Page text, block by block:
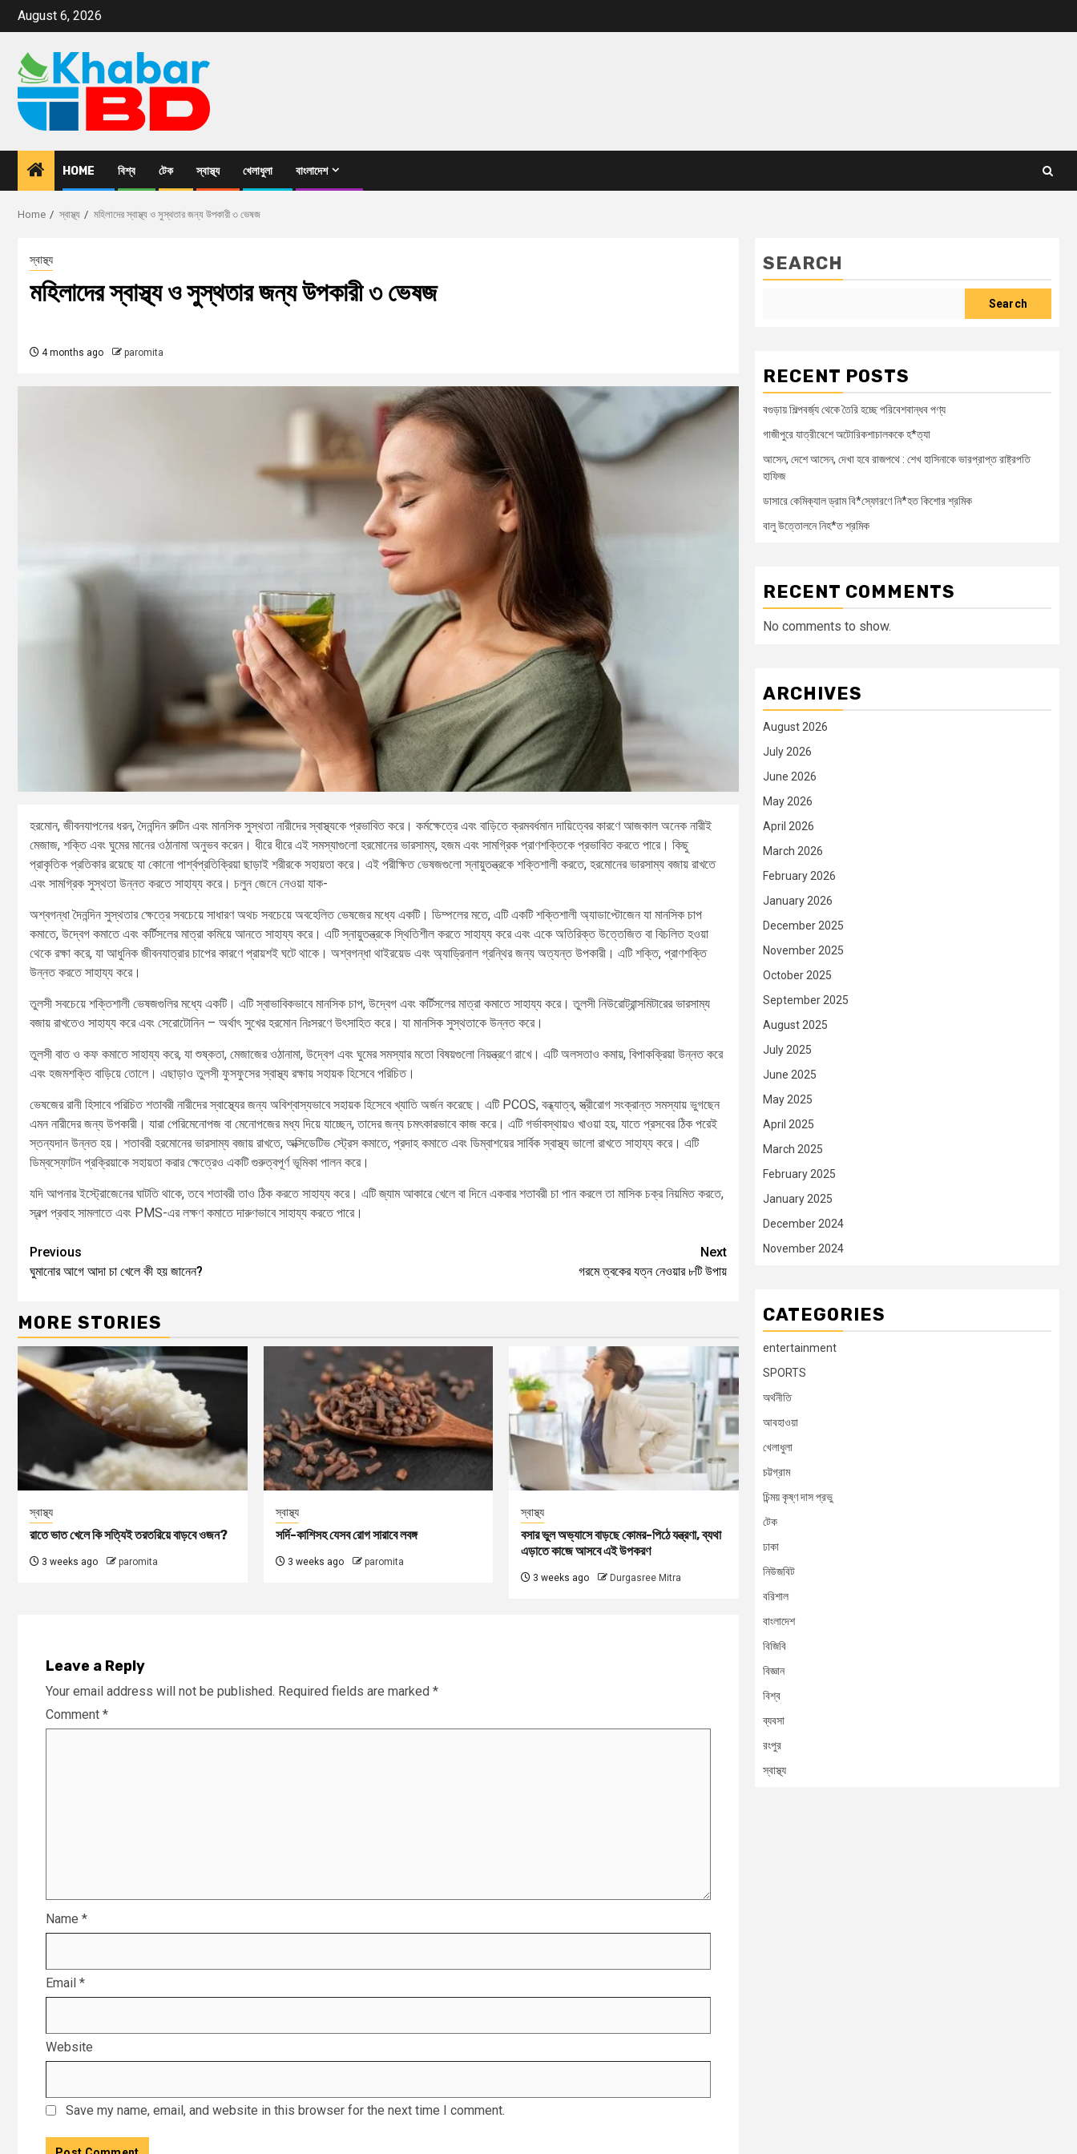
August 6, 2026
HOME বিশ্ব টেক স্বাস্থ্য খেলাধুলা বাংলাদেশ
Home স্বাস্থ্য মহিলাদের স্বাস্থ্য ও সুস্থতার জন্য উপকারী ৩ ভেষজ
স্বাস্থ্য
মহিলাদের স্বাস্থ্য ও সুস্থতার জন্য উপকারী ৩ ভেষজ
4 months ago paromita
হরমোন, জীবনযাপনের ধরন, দৈনন্দিন রুটিন এবং মানসিক সুস্থতা নারীদের স্বাস্থ্যকে প্রভাবিত করে। কর্মক্ষেত্রে এবং বাড়িতে ক্রমবর্ধমান দায়িত্বের কারণে আজকাল অনেক নারীই
মেজাজ, শক্তি এবং ঘুমের মানের ওঠানামা অনুভব করেন। ধীরে ধীরে এই সমস্যাগুলো হরমোনের ভারসাম্য, হজম এবং সামগ্রিক প্রাণশক্তিকে প্রভাবিত করতে পারে। কিছু
প্রাকৃতিক প্রতিকার রয়েছে যা কোনো পার্শ্বপ্রতিক্রিয়া ছাড়াই শরীরকে সহায়তা করে। এই পরীক্ষিত ভেষজগুলো স্নায়ুতন্ত্রকে শক্তিশালী করতে, হরমোনের ভারসাম্য বজায় রাখতে
এবং সামগ্রিক সুস্থতা উন্নত করতে সাহায্য করে। চলুন জেনে নেওয়া যাক-
অশ্বগন্ধা দৈনন্দিন সুস্থতার ক্ষেত্রে সবচেয়ে সাধারণ অথচ সবচেয়ে অবহেলিত ভেষজের মধ্যে একটি। ডিম্পলের মতে, এটি একটি শক্তিশালী অ্যাডাপ্টোজেন যা মানসিক চাপ
কমাতে, উদ্বেগ কমাতে এবং কর্টিসলের মাত্রা কমিয়ে আনতে সাহায্য করে। এটি স্নায়ুতন্ত্রকে স্থিতিশীল করতে সাহায্য করে এবং একে অতিরিক্ত উত্তেজিত বা বিচলিত হওয়া
থেকে রক্ষা করে, যা আধুনিক জীবনযাত্রার চাপের কারণে প্রায়শই ঘটে থাকে। অশ্বগন্ধা থাইরয়েড এবং অ্যাড্রিনাল গ্রন্থির জন্য অত্যন্ত উপকারী। এটি শক্তি, প্রাণশক্তি
উন্নত করতে সাহায্য করে।
তুলসী সবচেয়ে শক্তিশালী ভেষজগুলির মধ্যে একটি। এটি স্বাভাবিকভাবে মানসিক চাপ, উদ্বেগ এবং কর্টিসলের মাত্রা কমাতে সাহায্য করে। তুলসী নিউরোট্রান্সমিটারের ভারসাম্য
বজায় রাখতেও সাহায্য করে এবং সেরোটোনিন – অর্থাৎ সুখের হরমোন নিঃসরণে উৎসাহিত করে। যা মানসিক সুস্থতাকে উন্নত করে।
তুলসী বাত ও কফ কমাতে সাহায্য করে, যা শুষ্কতা, মেজাজের ওঠানামা, উদ্বেগ এবং ঘুমের সমস্যার মতো বিষয়গুলো নিয়ন্ত্রণে রাখে। এটি অলসতাও কমায়, বিপাকক্রিয়া উন্নত করে
এবং হজমশক্তি বাড়িয়ে তোলে। এছাড়াও তুলসী ফুসফুসের স্বাস্থ্য রক্ষায় সহায়ক হিসেবে পরিচিত।
ভেষজের রানী হিসাবে পরিচিত শতাবরী নারীদের স্বাস্থ্যের জন্য অবিশ্বাস্যভাবে সহায়ক হিসেবে খ্যাতি অর্জন করেছে। এটি PCOS, বন্ধ্যাত্ব, স্ত্রীরোগ সংক্রান্ত সমস্যায় ভুগছেন
এমন নারীদের জন্য উপকারী। যারা পেরিমেনোপজ বা মেনোপজের মধ্য দিয়ে যাচ্ছেন, তাদের জন্য চমৎকারভাবে কাজ করে। এটি গর্ভাবস্থায়ও খাওয়া হয়, যাতে প্রসবের ঠিক পরেই
স্তন্যদান উন্নত হয়। শতাবরী হরমোনের ভারসাম্য বজায় রাখতে, অক্সিডেটিভ স্ট্রেস কমাতে, প্রদাহ কমাতে এবং ডিম্বাশয়ের সার্বিক স্বাস্থ্য ভালো রাখতে সাহায্য করে। এটি
ডিম্বস্ফোটন প্রক্রিয়াকে সহায়তা করার ক্ষেত্রেও একটি গুরুত্বপূর্ণ ভূমিকা পালন করে।
যদি আপনার ইস্ট্রোজেনের ঘাটতি থাকে, তবে শতাবরী তাও ঠিক করতে সাহায্য করে। এটি জ্যাম আকারে খেলে বা দিনে একবার শতাবরী চা পান করলে তা মাসিক চক্র নিয়মিত করতে,
স্বল্প প্রবাহ সামলাতে এবং PMS-এর লক্ষণ কমাতে দারুণভাবে সাহায্য করতে পারে।
Previous
ঘুমানোর আগে আদা চা খেলে কী হয় জানেন?
Next
গরমে ত্বকের যত্ন নেওয়ার ৮টি উপায়
MORE STORIES
স্বাস্থ্য
রাতে ভাত খেলে কি সত্যিই তরতরিয়ে বাড়বে ওজন?
3 weeks ago paromita
স্বাস্থ্য
সর্দি-কাশিসহ যেসব রোগ সারাবে লবঙ্গ
3 weeks ago paromita
স্বাস্থ্য
বসার ভুল অভ্যাসে বাড়ছে কোমর-পিঠে যন্ত্রণা, ব্যথা
এড়াতে কাজে আসবে এই উপকরণ
3 weeks ago Durgasree Mitra
Leave a Reply
Your email address will not be published. Required fields are marked *
Comment *
Name *
Email *
Website
Save my name, email, and website in this browser for the next time I comment.
SEARCH
Search
RECENT POSTS
বগুড়ায় শিল্পবর্জ্য থেকে তৈরি হচ্ছে পরিবেশবান্ধব পণ্য
গাজীপুরে যাত্রীবেশে অটোরিকশাচালককে হ*ত্যা
আসেন, দেশে আসেন, দেখা হবে রাজপথে : শেখ হাসিনাকে ভারপ্রাপ্ত রাষ্ট্রপতি
হাফিজ
ডাসারে কেমিক্যাল ড্রাম বি*স্ফোরণে নি*হত কিশোর শ্রমিক
বালু উত্তোলনে নিহ*ত শ্রমিক
RECENT COMMENTS
No comments to show.
ARCHIVES
August 2026
July 2026
June 2026
May 2026
April 2026
March 2026
February 2026
January 2026
December 2025
November 2025
October 2025
September 2025
August 2025
July 2025
June 2025
May 2025
April 2025
March 2025
February 2025
January 2025
December 2024
November 2024
CATEGORIES
entertainment
SPORTS
অর্থনীতি
আবহাওয়া
খেলাধুলা
চট্টগ্রাম
চিন্ময় কৃষ্ণ দাস প্রভু
টেক
ঢাকা
নিউজবিট
বরিশাল
বাংলাদেশ
বিজিবি
বিজ্ঞান
বিশ্ব
ব্যবসা
রংপুর
স্বাস্থ্য